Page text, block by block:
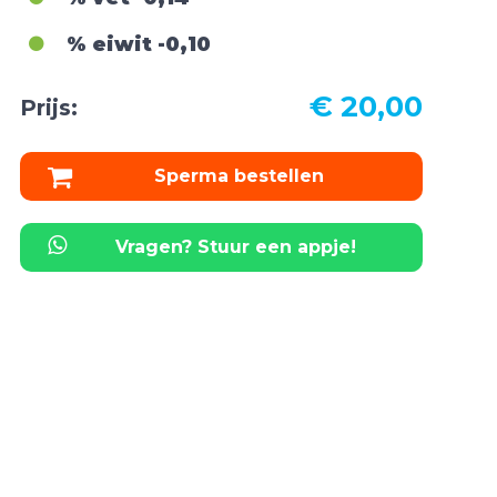
% eiwit-0,10
Prijs: € 20,00
Sperma bestellen
Vragen? Stuur een appje!